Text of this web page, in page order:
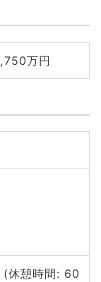
万円
休憩時間: 60